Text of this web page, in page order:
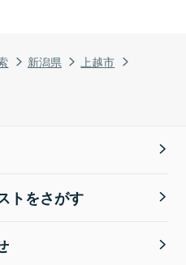
新潟県
上越市
トをさがす